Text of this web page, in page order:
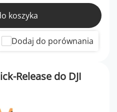
koszyka
Dodaj do porównania
Release do DJI